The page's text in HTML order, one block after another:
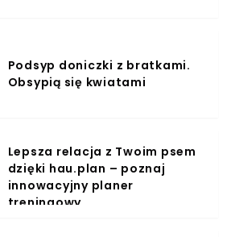
Podsyp doniczki z bratkami.
Obsypią się kwiatami
Lepsza relacja z Twoim psem
dzięki hau.plan – poznaj
innowacyjny planer
treningowy